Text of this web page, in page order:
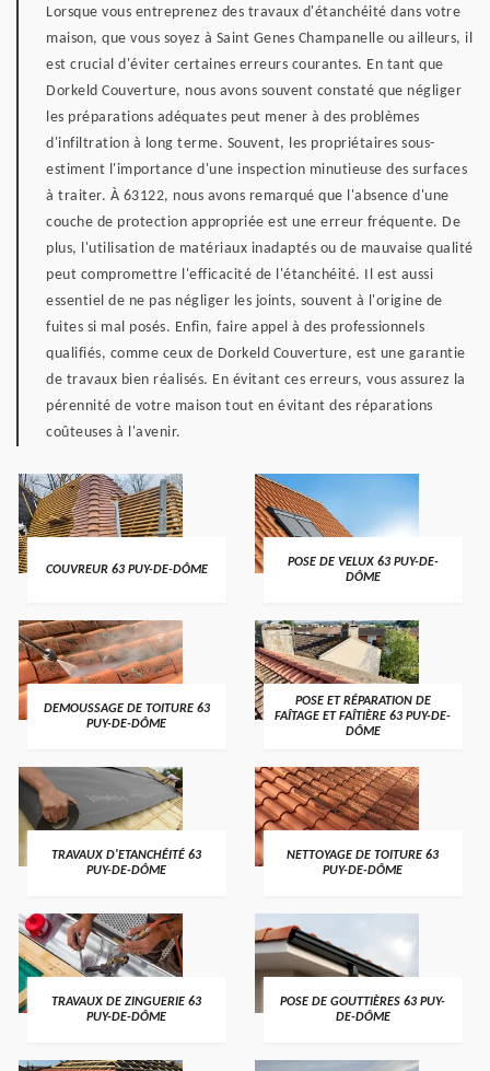
Lorsque vous entreprenez des travaux d'étanchéité dans votre
maison, que vous soyez à Saint Genes Champanelle ou ailleurs, il
est crucial d'éviter certaines erreurs courantes. En tant que
Dorkeld Couverture, nous avons souvent constaté que négliger
les préparations adéquates peut mener à des problèmes
d'infiltration à long terme. Souvent, les propriétaires sous-
estiment l'importance d'une inspection minutieuse des surfaces
à traiter. À 63122, nous avons remarqué que l'absence d'une
couche de protection appropriée est une erreur fréquente. De
plus, l'utilisation de matériaux inadaptés ou de mauvaise qualité
peut compromettre l'efficacité de l'étanchéité. Il est aussi
essentiel de ne pas négliger les joints, souvent à l'origine de
fuites si mal posés. Enfin, faire appel à des professionnels
qualifiés, comme ceux de Dorkeld Couverture, est une garantie
de travaux bien réalisés. En évitant ces erreurs, vous assurez la
pérennité de votre maison tout en évitant des réparations
coûteuses à l'avenir.
COUVREUR 63 PUY-DE-DÔME
POSE DE VELUX 63 PUY-DE-
DÔME
DEMOUSSAGE DE TOITURE 63
PUY-DE-DÔME
POSE ET RÉPARATION DE
FAÎTAGE ET FAÎTIÈRE 63 PUY-DE-
DÔME
TRAVAUX D'ETANCHÉITÉ 63
PUY-DE-DÔME
NETTOYAGE DE TOITURE 63
PUY-DE-DÔME
TRAVAUX DE ZINGUERIE 63
PUY-DE-DÔME
POSE DE GOUTTIÈRES 63 PUY-
DE-DÔME